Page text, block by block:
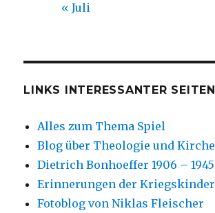
« Juli
LINKS INTERESSANTER SEITEN
Alles zum Thema Spiel
Blog über Theologie und Kirche
Dietrich Bonhoeffer 1906 – 1945
Erinnerungen der Kriegskinder
Fotoblog von Niklas Fleischer